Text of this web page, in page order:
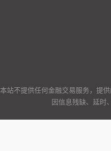
本站不提供任何金融交易服务，提
因信息残缺、延时